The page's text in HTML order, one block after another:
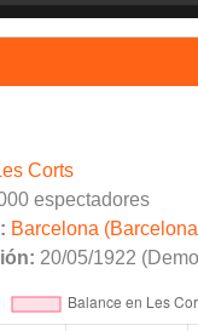
Corts
espectadores
Barcelona
20/05/1922